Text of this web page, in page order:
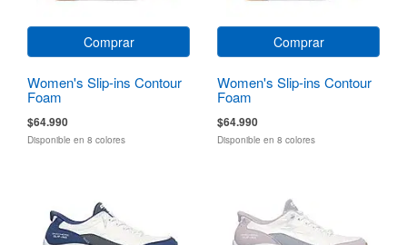
Comprar
Women's Slip-ins Contour
Foam
$64.990
Disponible en 8 colores
Comprar
Women's Slip-ins Contour
Foam
$64.990
Disponible en 8 colores